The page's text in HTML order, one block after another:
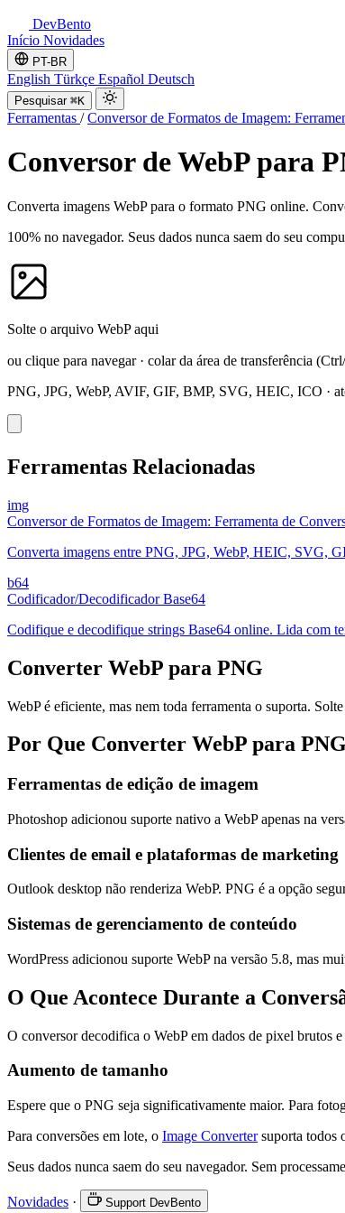
DevBento
Início Novidades
PT-BR
English Türkçe Español Deutsch
Pesquisar ⌘K
Ferramentas / Conversor de Formatos de Imagem:
Conversor de WebP para
Converta imagens WebP para o formato PNG online.
100% no navegador. Seus dados nunca saem do seu
Solte o arquivo WebP aqui
ou clique para navegar· colar da área de transferência
PNG, JPG, WebP, AVIF, GIF, BMP, SVG, HEIC, ICO ·
Ferramentas Relacionadas
img
Conversor de Formatos de Imagem: Ferramenta de
Converta imagens entre PNG, JPG, WebP, HEIC, SVG,
b64
Codificador/Decodificador Base64
Codifique e decodifique strings Base64 online. Lida com
Converter WebP para PNG
WebP é eficiente, mas nem toda ferramenta o suporta.
Por Que Converter WebP para PNG
Ferramentas de edição de imagem
Photoshop adicionou suporte nativo a WebP apenas na
Clientes de email e plataformas de marketing
Outlook desktop não renderiza WebP. PNG é a opção
Sistemas de gerenciamento de conteúdo
WordPress adicionou suporte WebP na versão 5.8, mas
O Que Acontece Durante a
O conversor decodifica o WebP em dados de pixel brutos
Aumento de tamanho
Espere que o PNG seja significativamente maior. Para
Para conversões em lote, o Image Convertersuporta todos
Seus dados nunca saem do seu navegador. Sem
Novidades · Support DevBento